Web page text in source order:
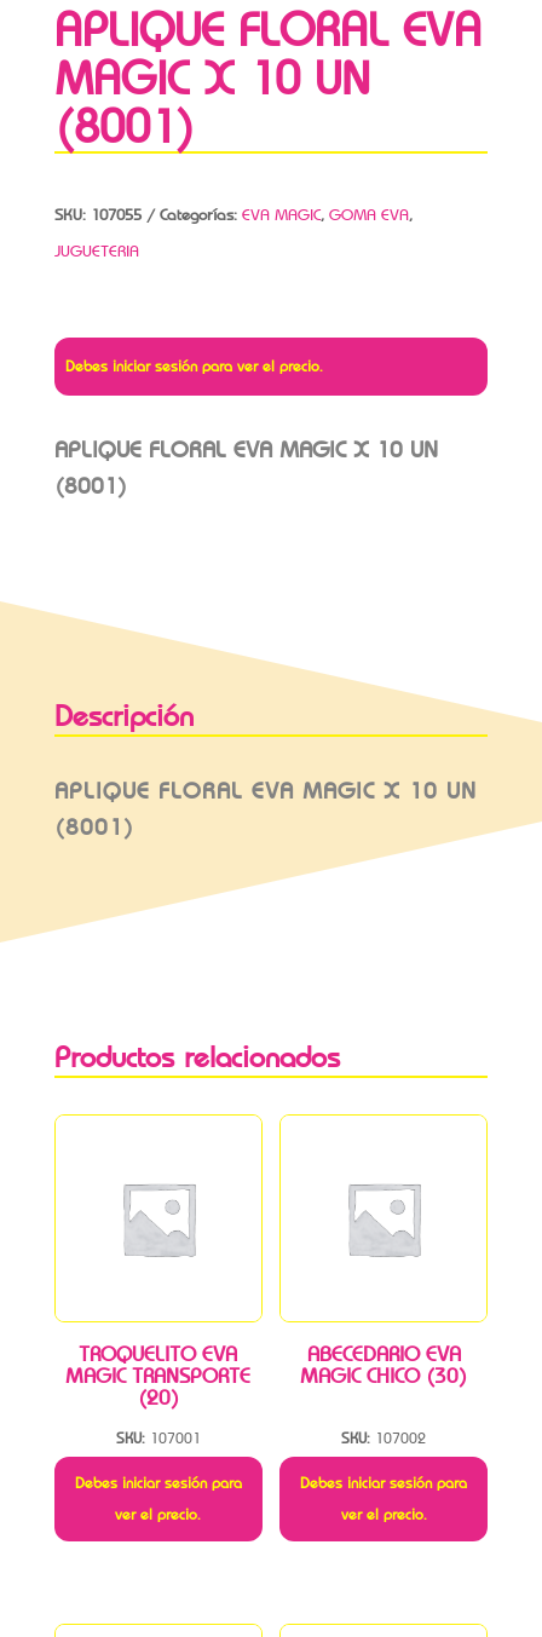
APLIQUE FLORAL EVA
MAGIC X 10 UN
(8001)
SKU: 107055 Categorías: EVA MAGIC, GOMA EVA,
JUGUETERIA
Debes iniciar sesión para ver el precio.
APLIQUE FLORAL EVA MAGIC X 10 UN
(8001)
Descripción
APLIQUE FLORAL EVA MAGIC X 10 UN
(8001)
Productos relacionados
TROQUELITO EVA
MAGIC TRANSPORTE
(20)
SKU: 107001
Debes iniciar sesión para
ver el precio.
ABECEDARIO EVA
MAGIC CHICO (30)
SKU: 107002
Debes iniciar sesión para
ver el precio.